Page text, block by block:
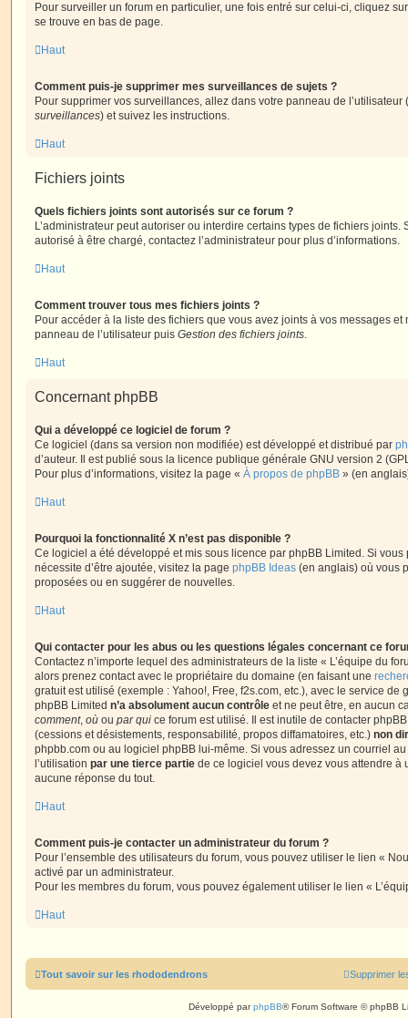
Pour surveiller un forum en particulier, une fois entré sur celui-ci, cliquez
se trouve en bas de page.
Haut
Comment puis-je supprimer mes surveillances de sujets ?
Pour supprimer vos surveillances, allez dans votre panneau de
surveillances) et suivez les instructions.
Haut
Fichiers joints
Quels fichiers joints sont autorisés sur ce forum ?
L’administrateur peut autoriser ou interdire certains types de fichiers joints.
autorisé à être chargé, contactez l’administrateur pour plus d’informations.
Haut
Comment trouver tous mes fichiers joints ?
Pour accéder à la liste des fichiers que vous avez joints à vos messages
panneau de l’utilisateur puis Gestion des fichiers joints.
Haut
Concernant phpBB
Qui a développé ce logiciel de forum ?
Ce logiciel (dans sa version non modifiée) est développé et distribué par
d’auteur. Il est publié sous la licence publique générale GNU version 2
Pour plus d’informations, visitez la page « À propos de phpBB » (en
Haut
Pourquoi la fonctionnalité X n’est pas disponible ?
Ce logiciel a été développé et mis sous licence par phpBB Limited. Si vous
nécessite d’être ajoutée, visitez la page phpBB Ideas (en anglais) où vous
proposées ou en suggérer de nouvelles.
Haut
Qui contacter pour les abus ou les questions légales concernant ce
Contactez n’importe lequel des administrateurs de la liste « L’équipe du
alors prenez contact avec le propriétaire du domaine (en faisant une
gratuit est utilisé (exemple : Yahoo!, Free, f2s.com, etc.), avec le service de
phpBB Limited n’a absolument aucun contrôle et ne peut être, en aucun
comment, où ou par qui ce forum est utilisé. Il est inutile de contacter
(cessions et désistements, responsabilité, propos diffamatoires, etc.) non
phpbb.com ou au logiciel phpBB lui-même. Si vous adressez un courriel
l’utilisation par une tierce partie de ce logiciel vous devez vous attendre à
aucune réponse du tout.
Haut
Comment puis-je contacter un administrateur du forum ?
Pour l’ensemble des utilisateurs du forum, vous pouvez utiliser le lien «
activé par un administrateur.
Pour les membres du forum, vous pouvez également utiliser le lien «
Haut
Tout savoir sur les rhododendrons Supprimer
Développé parphpBB® Forum Software © phpBB